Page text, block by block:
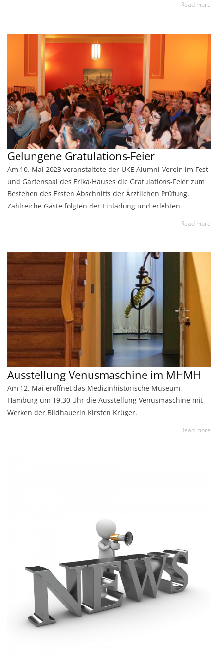
Read more
Gelungene Gratulations-Feier
Am 10. Mai 2023 veranstaltete der UKE Alumni-Verein im Fest-
und Gartensaal des Erika-Hauses die Gratulations-Feier zum
Bestehen des Ersten Abschnitts der Ärztlichen Prüfung.
Zahlreiche Gäste folgten der Einladung und erlebten
Read more
Ausstellung Venusmaschine im MHMH
Am 12. Mai eröffnet das Medizinhistorische Museum
Hamburg um 19.30 Uhr die Ausstellung Venusmaschine mit
Werken der Bildhauerin Kirsten Krüger.
Read more